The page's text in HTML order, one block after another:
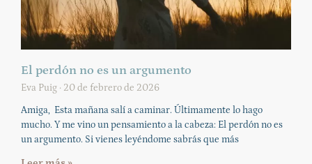
El perdón no es un argumento
Eva Puig
20 de febrero de 2026
Amiga, Esta mañana salí a caminar. Últimamente lo hago
mucho. Y me vino un pensamiento a la cabeza: El perdón no es
un argumento. Si vienes leyéndome sabrás que más